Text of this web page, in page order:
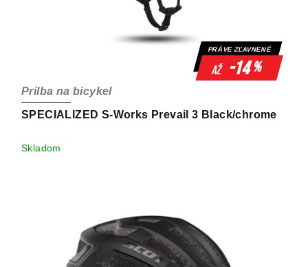
PRÁVE ZĽAVNENÉ
až -14%
SPECIALIZED S-Works Prevail 3 Black/chrome
Prilba na bicykel
Skladom